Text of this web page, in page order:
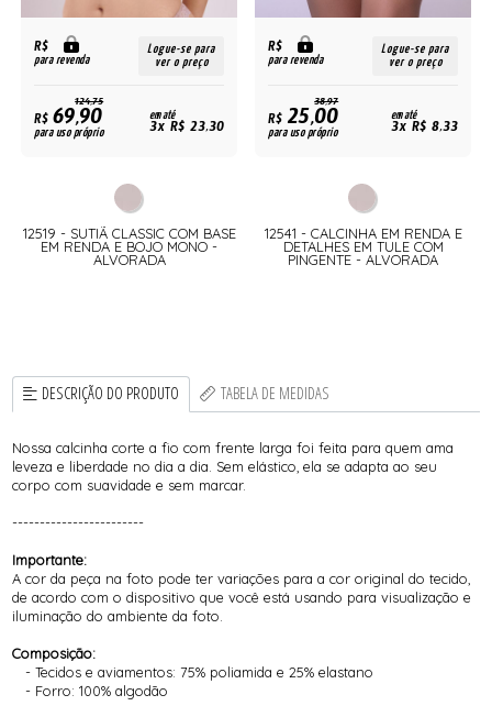
R$
para revenda
Logue-se para
ver o preço
124,75
R$69,90
para uso próprio
em até
3x R$ 23,30
12519 - SUTIÃ CLASSIC COM BASE
EM RENDA E BOJO MONO -
ALVORADA
R$
para revenda
Logue-se para
ver o preço
38,97
R$25,00
para uso próprio
em até
3x R$ 8,33
12541 - CALCINHA EM RENDA E
DETALHES EM TULE COM
PINGENTE - ALVORADA
DESCRIÇÃO DO PRODUTO TABELA DE MEDIDAS
Nossa calcinha corte a fio com frente larga foi feita para quem ama
leveza e liberdade no dia a dia. Sem elástico, ela se adapta ao seu
corpo com suavidade e sem marcar.
------------------------
Importante:
A cor da peça na foto pode ter variações para a cor original do tecido,
de acordo com o dispositivo que você está usando para visualização e
iluminação do ambiente da foto.
Composição:
- Tecidos e aviamentos: 75% poliamida e 25% elastano
- Forro: 100% algodão